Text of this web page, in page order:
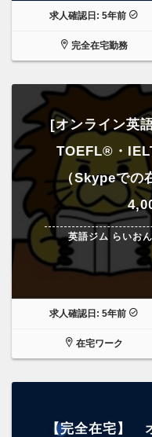
求人確認日: 5年前
完全在宅勤務
[オンライン英
TOEFL®・
（Skypeでの
英語ジム らいお
求人確認日: 5年前
在宅ワーク
【完全在宅】